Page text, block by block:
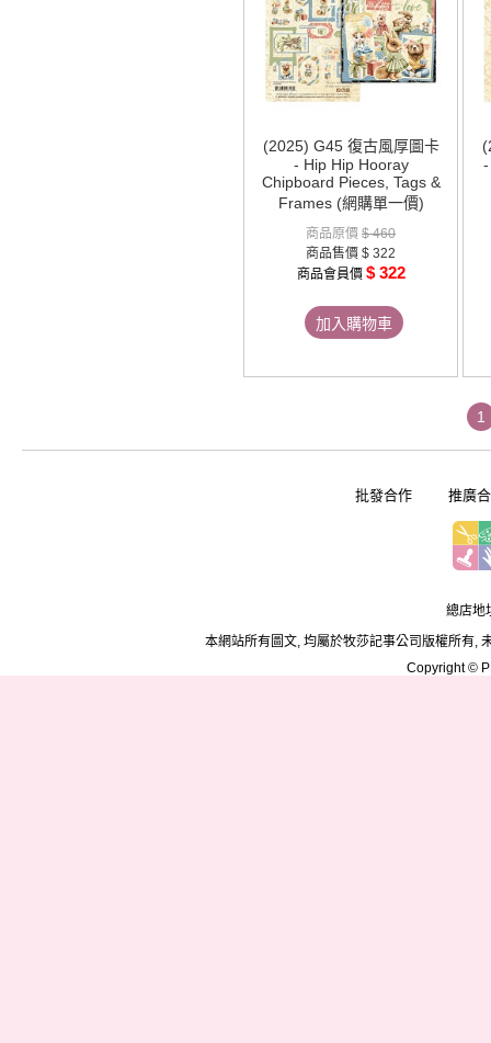
(2025) G45 復古風厚圖卡
- Hip Hip Hooray
Chipboard Pieces, Tags &
Frames (網購單一價)
商品原價 $ 460
商品售價 $ 322
商品會員價 $ 322
加入購物車
1
批發合作 推廣
總店地
本網站所有圖文, 均屬於牧莎記事公司版權所有,
Copyright ©